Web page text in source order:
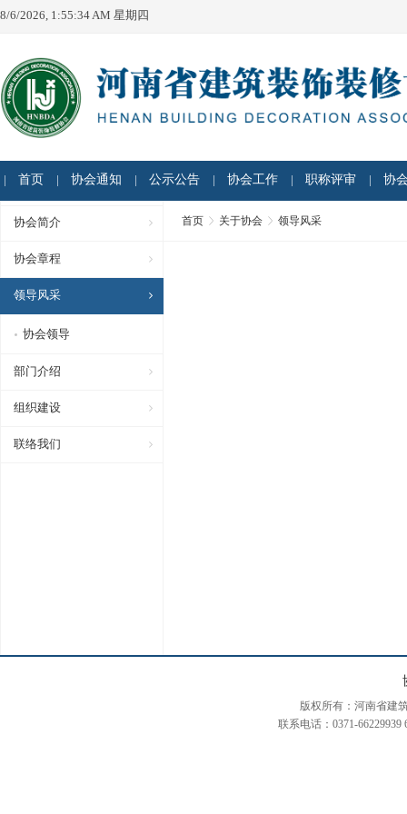
8/6/2026, 1:55:34 AM 星期四
首页 协会通知 公示公告 协会工作 职称评审 协
协会简介
协会章程
领导风采
协会领导
部门介绍
组织建设
联络我们
首页 关于协会 领导风采
版权所有：河南省建
联系电话：0371-